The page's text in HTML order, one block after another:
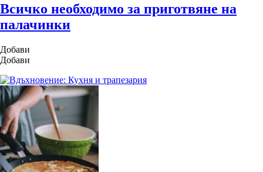
Всичко необходимо за приготвяне на
палачинки
Добави
Добави